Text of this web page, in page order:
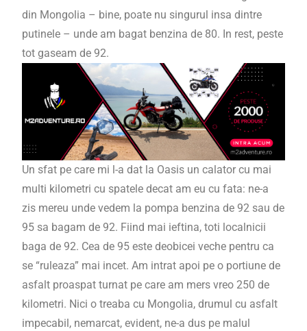
din Mongolia – bine, poate nu singurul insa dintre
putinele – unde am bagat benzina de 80. In rest, peste
tot gaseam de 92.
Un sfat pe care mi l-a dat la Oasis un calator cu mai
multi kilometri cu spatele decat am eu cu fata: ne-a
zis mereu unde vedem la pompa benzina de 92 sau de
95 sa bagam de 92. Fiind mai ieftina, toti localnicii
baga de 92. Cea de 95 este deobicei veche pentru ca
se “ruleaza” mai incet. Am intrat apoi pe o portiune de
asfalt proaspat turnat pe care am mers vreo 250 de
kilometri. Nici o treaba cu Mongolia, drumul cu asfalt
impecabil, nemarcat, evident, ne-a dus pe malul